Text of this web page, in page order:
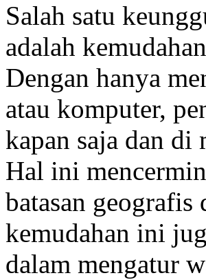
Salah satu
adalah
Dengan hanya
atau komputer,
kapan saja dan di
Hal ini
batasan
kemudahan ini
dalam mengatur